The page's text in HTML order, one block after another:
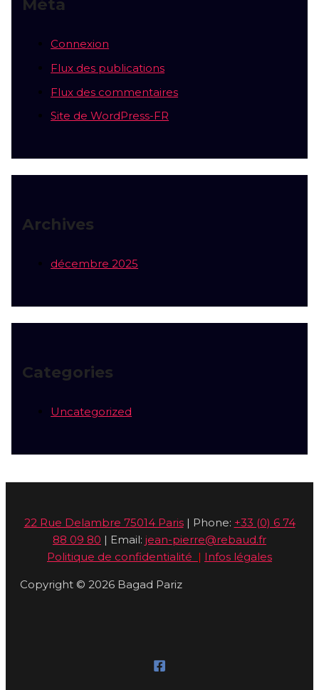
Méta
Connexion
Flux des publications
Flux des commentaires
Site de WordPress-FR
Archives
décembre 2025
Categories
Uncategorized
22 Rue Delambre 75014 Paris| Phone: +33 (0) 6 74
88 09 80 | Email: jean-pierre@rebaud.fr
Politique de confidentialité | Infos légales
Copyright © 2026 Bagad Pariz